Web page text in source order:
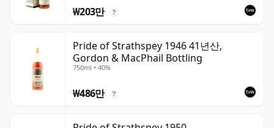
₩203만 ?
Pride of Strathspey 1946 41년산,
Gordon & MacPhail Bottling
750ml • 40%
₩486만 ?